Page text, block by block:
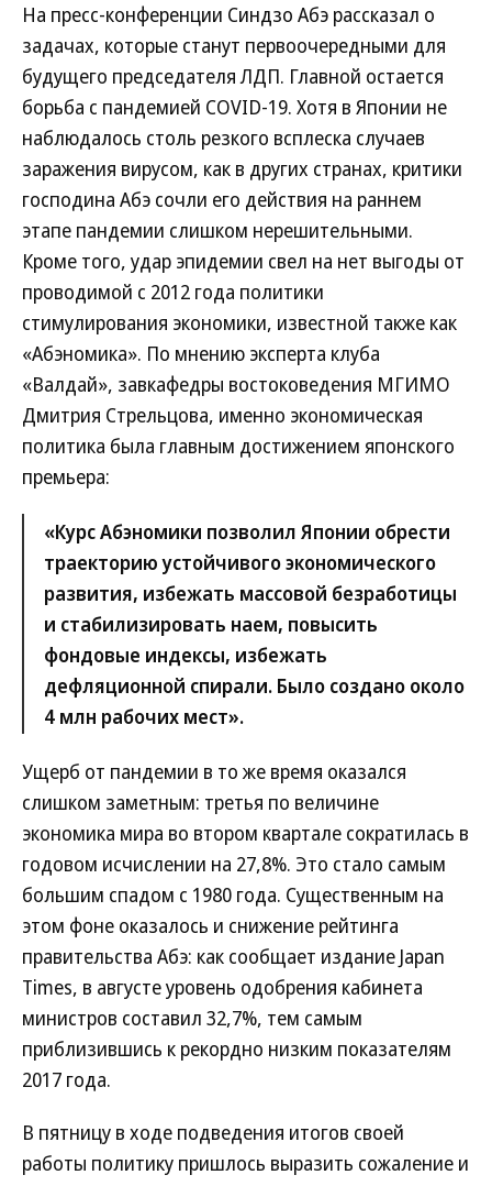
На пресс-конференции Синдзо Абэ рассказал о
задачах, которые станут первоочередными для
будущего председателя ЛДП. Главной остается
борьба с пандемией COVID-19. Хотя в Японии не
наблюдалось столь резкого всплеска случаев
заражения вирусом, как в других странах, критики
господина Абэ сочли его действия на раннем
этапе пандемии слишком нерешительными.
Кроме того, удар эпидемии свел на нет выгоды от
проводимой с 2012 года политики
стимулирования экономики, известной также как
«Абэномика». По мнению эксперта клуба
«Валдай», завкафедры востоковедения МГИМО
Дмитрия Стрельцова, именно экономическая
политика была главным достижением японского
премьера:
«Курс Абэномики позволил Японии обрести
траекторию устойчивого экономического
развития, избежать массовой безработицы
и стабилизировать наем, повысить
фондовые индексы, избежать
дефляционной спирали. Было создано около
4 млн рабочих мест».
Ущерб от пандемии в то же время оказался
слишком заметным: третья по величине
экономика мира во втором квартале сократилась в
годовом исчислении на 27,8%. Это стало самым
большим спадом с 1980 года. Существенным на
этом фоне оказалось и снижение рейтинга
правительства Абэ: как сообщает издание Japan
Times, в августе уровень одобрения кабинета
министров составил 32,7%, тем самым
приблизившись к рекордно низким показателям
2017 года.
В пятницу в ходе подведения итогов своей
работы политику пришлось выразить сожаление и